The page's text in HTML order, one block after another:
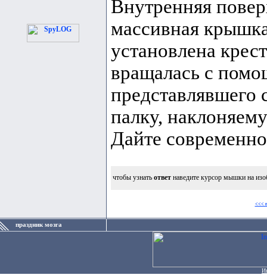
Внутренняя
массивная
установлена
вращалась с
представлявшего
палку,
Дайте
чтобы узнать ответ наведите курсор мышки на
<<<
праздник мозга